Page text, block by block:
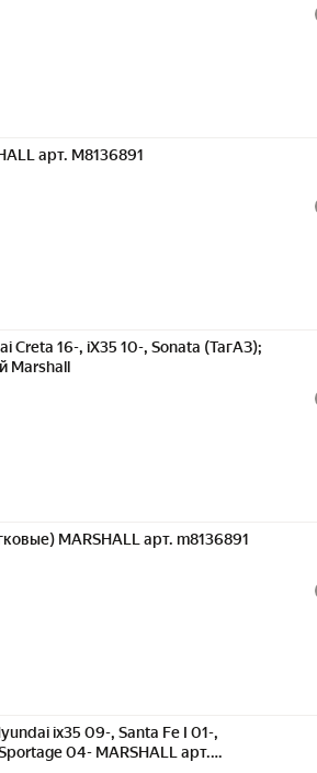
арт. M8136891
Creta 16-, iX35 10-, Sonata (ТагАЗ);
Marshall
MARSHALL арт. m8136891
ix35 09-, Santa Fe I 01-,
04- MARSHALL арт.